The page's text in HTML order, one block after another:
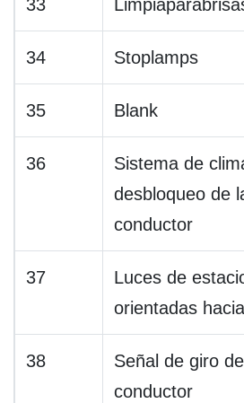
33
34 Stoplamps
35 Blank
36
Sistema de
desbloqueo de
conductor
37
Luces de
orientadas
38
Señal de giro
conductor